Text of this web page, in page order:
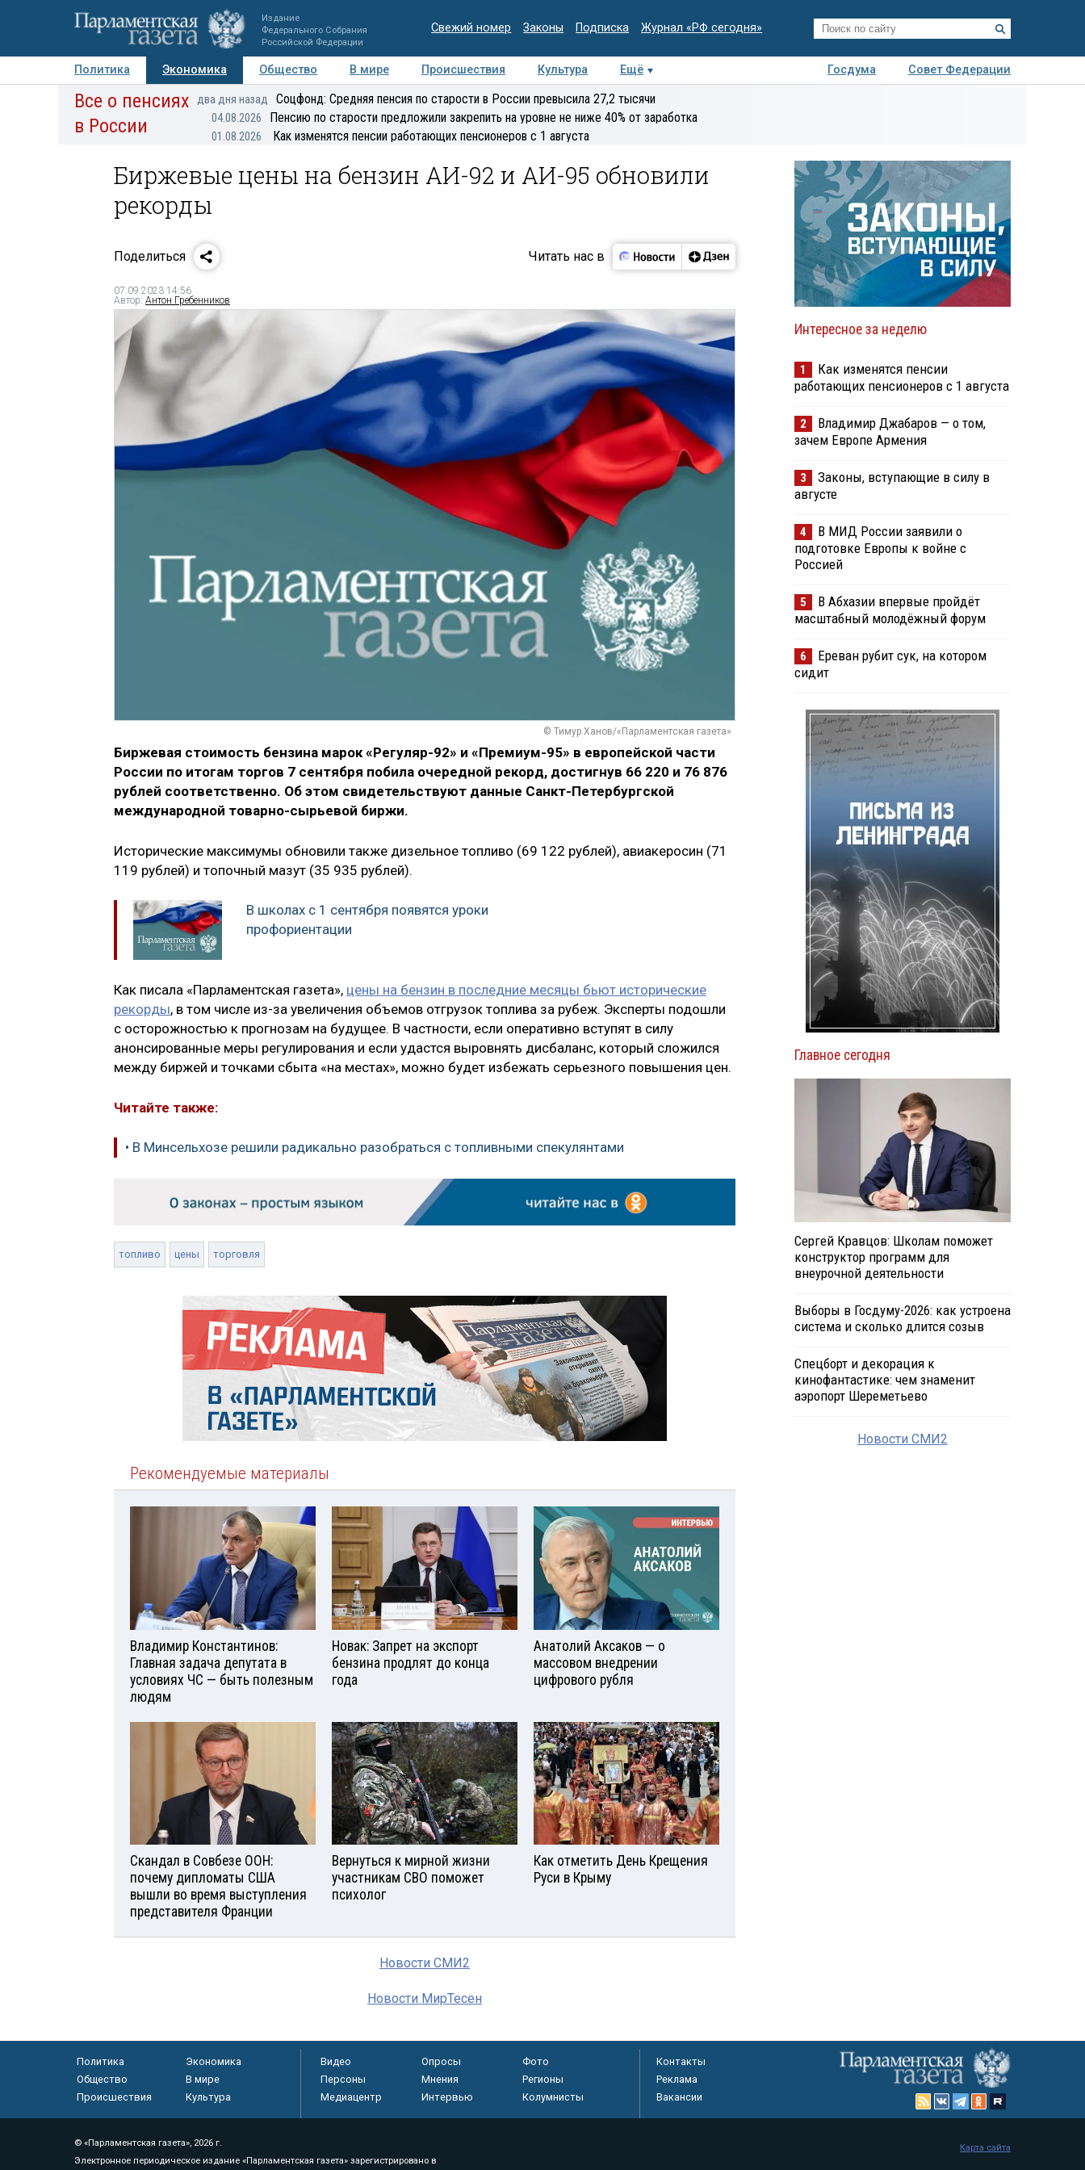
Издание
Федерального Собрания
Российской Федерации
Свежий номер Законы Подписка Журнал «РФ сегодня»
Политика Экономика Общество В мире Происшествия Культура Ещё Госдума
Совет Федерации
Авторы Персоны Мнения Регионы Медиацентр Интервью Колумнисты
Все о пенсиях
в России
два дня назад Соцфонд: Средняя пенсия по старости в России превысила 27,2 тысячи
04.08.2026 Пенсию по старости предложили закрепить на уровне не ниже 40% от заработка
01.08.2026 Как изменятся пенсии работающих пенсионеров с 1 августа
Биржевые цены на бензин АИ-92 и АИ-95 обновили
рекорды
Поделиться Читать нас в
07.09.2023 14:56
Автор: Антон Гребенников
© Тимур Ханов/«Парламентская газета»
Биржевая стоимость бензина марок «Регуляр-92» и «Премиум-95» в европейской части
России по итогам торгов 7 сентября побила очередной рекорд, достигнув 66 220 и 76 876
рублей соответственно. Об этом свидетельствуют данные Санкт-Петербургской
международной товарно-сырьевой биржи.
Исторические максимумы обновили также дизельное топливо (69 122 рублей), авиакеросин (71
119 рублей) и топочный мазут (35 935 рублей).
В школах с 1 сентября появятся уроки
профориентации
Как писала «Парламентская газета», цены на бензин в последние месяцы бьют исторические
рекорды, в том числе из-за увеличения объемов отгрузок топлива за рубеж. Эксперты подошли
с осторожностью к прогнозам на будущее. В частности, если оперативно вступят в силу
анонсированные меры регулирования и если удастся выровнять дисбаланс, который сложился
между биржей и точками сбыта «на местах», можно будет избежать серьезного повышения цен.
Читайте также:
• В Минсельхозе решили радикально разобраться с топливными спекулянтами
топливо цены торговля
Рекомендуемые материалы
Владимир Константинов:
Главная задача депутата в
условиях ЧС — быть полезным
людям
Новак: Запрет на экспорт
бензина продлят до конца
года
Анатолий Аксаков — о
массовом внедрении
цифрового рубля
Скандал в Совбезе ООН:
почему дипломаты США
вышли во время выступления
представителя Франции
Вернуться к мирной жизни
участникам СВО поможет
психолог
Как отметить День Крещения
Руси в Крыму
Новости СМИ2
Новости МирТесен
Интересное за неделю
1
Как изменятся пенсии
работающих пенсионеров с 1 августа
2
Владимир Джабаров — о том,
зачем Европе Армения
3
Законы, вступающие в силу в
августе
4
В МИД России заявили о
подготовке Европы к войне с
Россией
5
В Абхазии впервые пройдёт
масштабный молодёжный форум
6
Ереван рубит сук, на котором
сидит
Главное сегодня
Сергей Кравцов: Школам поможет
конструктор программ для
внеурочной деятельности
Выборы в Госдуму-2026: как устроена
система и сколько длится созыв
Спецборт и декорация к
кинофантастике: чем знаменит
аэропорт Шереметьево
Новости СМИ2
Политика
Экономика
Общество
В мире
Происшествия
Культура
Видео Опросы
Фото
Персоны
Мнения
Регионы
Медиацентр
Интервью Колумнисты
Контакты
Реклама
Вакансии
© «Парламентская газета», 2026 г.
Электронное периодическое издание «Парламентская газета» зарегистрировано в
Карта сайта